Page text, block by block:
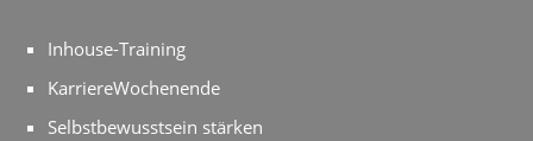
Inhouse-Training
KarriereWochenende
Selbstbewusstsein stärken